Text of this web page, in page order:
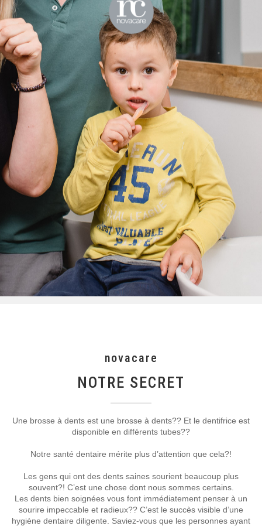
novacare
NOTRE SECRET
Une brosse à dents est une brosse à dents?? Et le dentifrice est
disponible en différents tubes??
Notre santé dentaire mérite plus d’attention que cela?!
Les gens qui ont des dents saines sourient beaucoup plus
souvent?! C’est une chose dont nous sommes certains.
Les dents bien soignées vous font immédiatement penser à un
sourire impeccable et radieux?? C’est le succès visible d’une
hygiène dentaire diligente. Saviez-vous que les personnes ayant